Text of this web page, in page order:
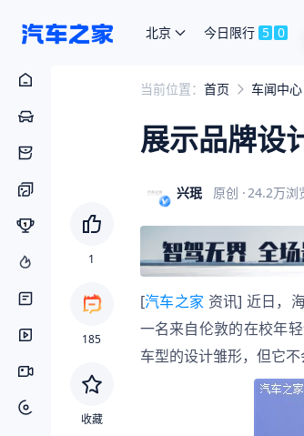
北京 今日限行 5 0
1
185
收藏
当前位置： 首页 车闻中心
展示品牌设
兴珉 原创 ·24.2万浏
[汽车之家 资讯] 近日，
一名来自伦敦的在校年
车型的设计雏形，但它